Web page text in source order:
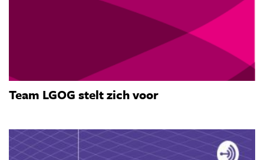
Team LGOG stelt zich voor